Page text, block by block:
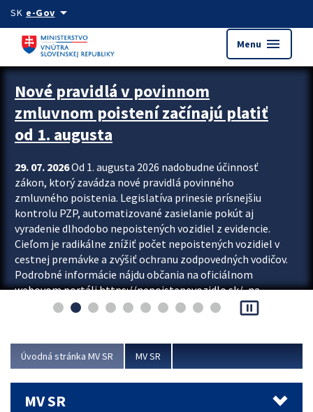
Preskocit na hlavný obsah
SK e-Govarrow_drop_down
Menu menu
Zastavit automatický posun upútavok
Nové pravidlá v povinnom
zmluvnom poistení začínajú platiť
od 1. augusta
29. 07. 2026Od 1. augusta 2026 nadobudne účinnosť
zákon, ktorý zavádza nové pravidlá povinného
zmluvného poistenia. Legislatíva prinesie prísnejšiu
kontrolu PZP, automatizované zasielanie pokút aj
vyradenie dlhodobo nepoistených vozidiel z evidencie.
Cieľom je radikálne znížiť počet nepoistených vozidiel v
cestnej premávke a zvýšiť ochranu zodpovedných vodičov.
Podrobné informácie nájdu občania na oficiálnom
webovom portáli https://nepoistenevozidlo.sk/, na
ktorom od augusta pribudne aj možnosť overiť si...
pause_presentation
Úvodná stránka MV SR MV SR
MV SR